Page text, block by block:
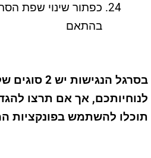
כפתור שינוי שפת
בהתאם
בסרגל הנגישות יש 2 סוגים
לנוחיותכם, אך אם תרצו
תוכלו להשתמש בפונקציות